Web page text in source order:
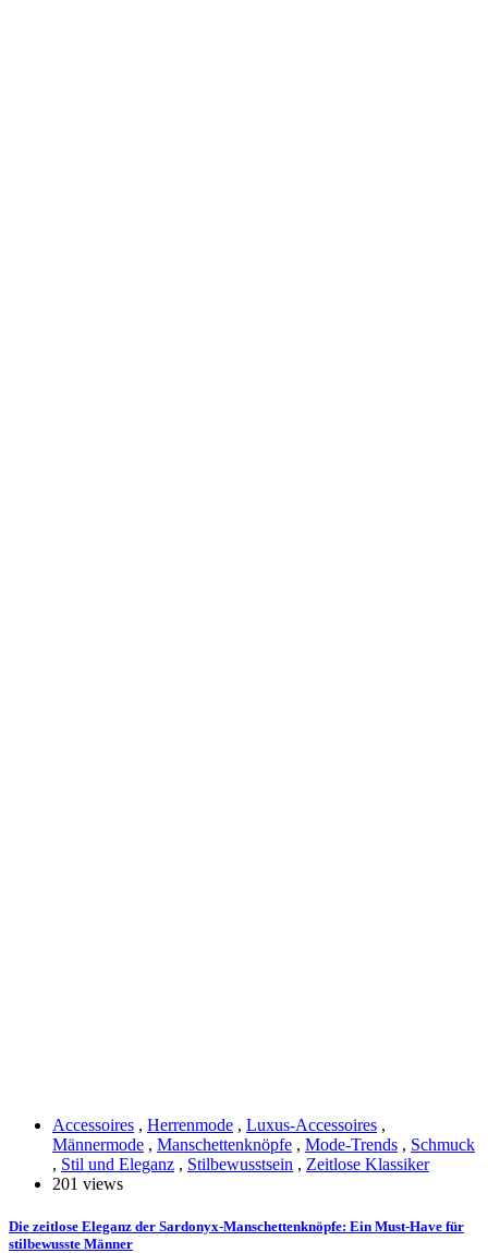
Accessoires , Herrenmode , Luxus-Accessoires ,
Männermode , Manschettenknöpfe , Mode-Trends , Schmuck
, Stil und Eleganz , Stilbewusstsein , Zeitlose Klassiker
201 views
Die zeitlose Eleganz der Sardonyx-Manschettenknöpfe: Ein Must-Have für
stilbewusste Männer